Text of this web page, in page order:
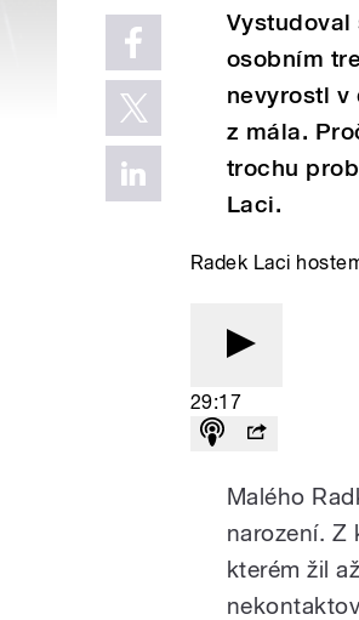
Vystudoval
osobním
nevyrostl v
z mála.
trochu
Laci.
Radek Laci
29:17
Malého
narození. Z
kterém žil